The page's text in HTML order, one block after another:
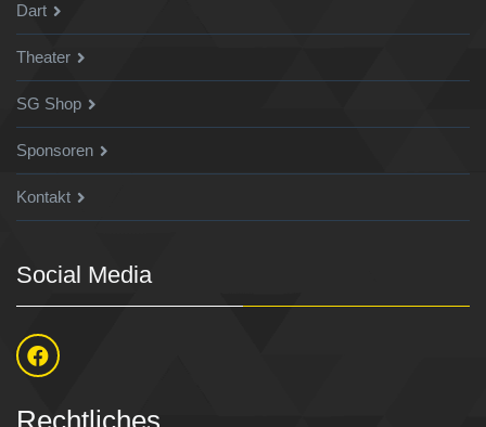
Dart
Theater
SG Shop
Sponsoren
Kontakt
Social Media